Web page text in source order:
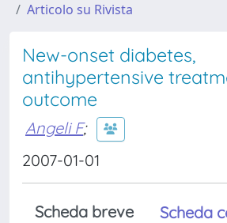
Articolo su Rivista
New-onset diabetes,
antihypertensive
outcome
Angeli F;
2007-01-01
Scheda breve
Scheda